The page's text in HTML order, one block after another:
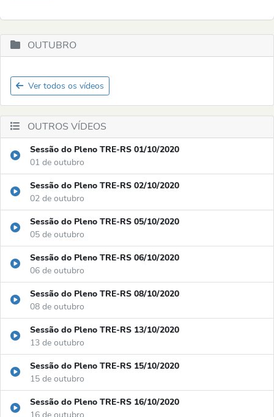
OUTUBRO
Ver todos os vídeos
OUTROS VÍDEOS
Sessão do Pleno TRE-RS 01/10/2020
01 de outubro
Sessão do Pleno TRE-RS 02/10/2020
02 de outubro
Sessão do Pleno TRE-RS 05/10/2020
05 de outubro
Sessão do Pleno TRE-RS 06/10/2020
06 de outubro
Sessão do Pleno TRE-RS 08/10/2020
08 de outubro
Sessão do Pleno TRE-RS 13/10/2020
13 de outubro
Sessão do Pleno TRE-RS 15/10/2020
15 de outubro
Sessão do Pleno TRE-RS 16/10/2020
16 de outubro